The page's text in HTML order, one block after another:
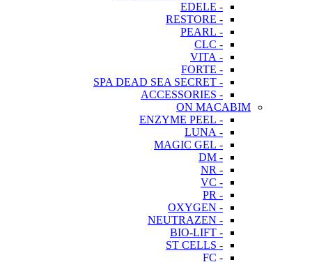
- EDELE
- RESTORE
- PEARL
- CLC
- VITA
- FORTE
- SPA DEAD SEA SECRET
- ACCESSORIES
ON MACABIM
- ENZYME PEEL
- LUNA
- MAGIC GEL
- DM
- NR
- VC
- PR
- OXYGEN
- NEUTRAZEN
- BIO-LIFT
- ST CELLS
- FC